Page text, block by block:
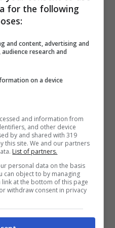
fino a 1.000€
fino a 50€
for the following
and content, advertising and
research and
on a device
and information from
and other device
by and shared with 319
this site. We and our partners
List of partners.
personal data on the basis
can object to by managing
at the bottom of this page
withdraw consent in privacy